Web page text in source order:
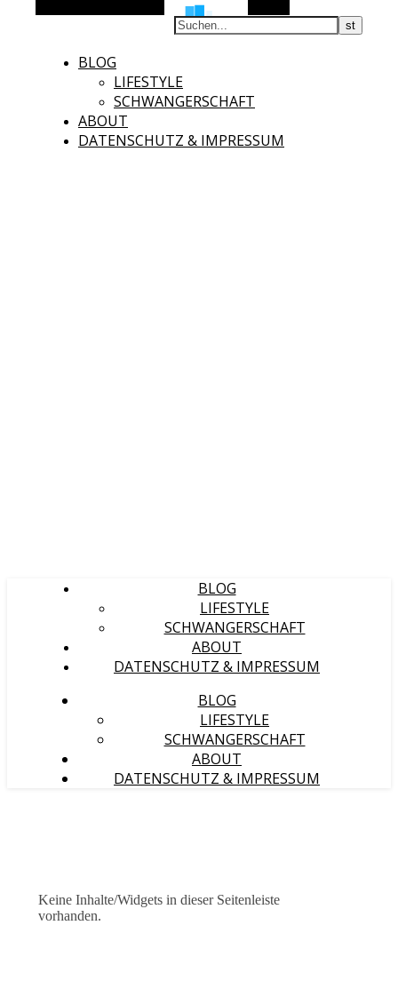
BLOG
LIFESTYLE
SCHWANGERSCHAFT
ABOUT
DATENSCHUTZ & IMPRESSUM
BLOG
LIFESTYLE
SCHWANGERSCHAFT
ABOUT
DATENSCHUTZ & IMPRESSUM
BLOG
LIFESTYLE
SCHWANGERSCHAFT
ABOUT
DATENSCHUTZ & IMPRESSUM
Keine Inhalte/Widgets in dieser Seitenleiste
vorhanden.